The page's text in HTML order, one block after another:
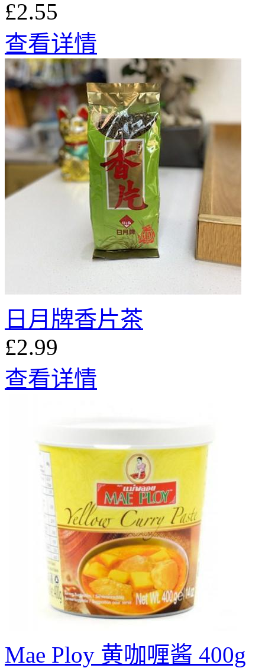
£2.55
查看详情
日月牌香片茶
£2.99
查看详情
Mae Ploy 黄咖喱酱 400g